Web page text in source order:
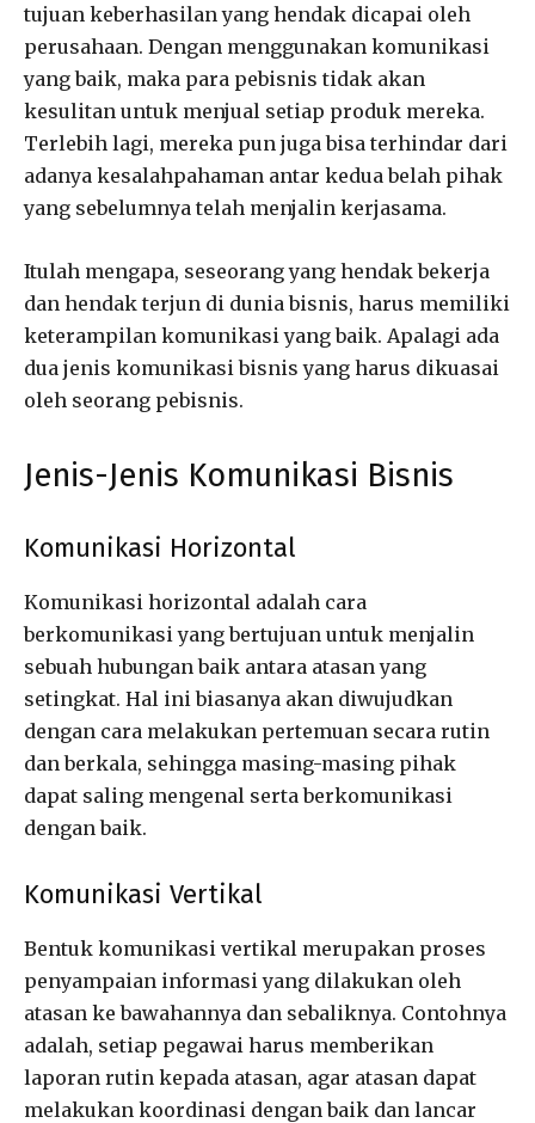
tujuan keberhasilan yang hendak dicapai oleh
perusahaan. Dengan menggunakan komunikasi
yang baik, maka para pebisnis tidak akan
kesulitan untuk menjual setiap produk mereka.
Terlebih lagi, mereka pun juga bisa terhindar dari
adanya kesalahpahaman antar kedua belah pihak
yang sebelumnya telah menjalin kerjasama.
Itulah mengapa, seseorang yang hendak bekerja
dan hendak terjun di dunia bisnis, harus memiliki
keterampilan komunikasi yang baik. Apalagi ada
dua jenis komunikasi bisnis yang harus dikuasai
oleh seorang pebisnis.
Jenis-Jenis Komunikasi Bisnis
Komunikasi Horizontal
Komunikasi horizontal adalah cara
berkomunikasi yang bertujuan untuk menjalin
sebuah hubungan baik antara atasan yang
setingkat. Hal ini biasanya akan diwujudkan
dengan cara melakukan pertemuan secara rutin
dan berkala, sehingga masing-masing pihak
dapat saling mengenal serta berkomunikasi
dengan baik.
Komunikasi Vertikal
Bentuk komunikasi vertikal merupakan proses
penyampaian informasi yang dilakukan oleh
atasan ke bawahannya dan sebaliknya. Contohnya
adalah, setiap pegawai harus memberikan
laporan rutin kepada atasan, agar atasan dapat
melakukan koordinasi dengan baik dan lancar